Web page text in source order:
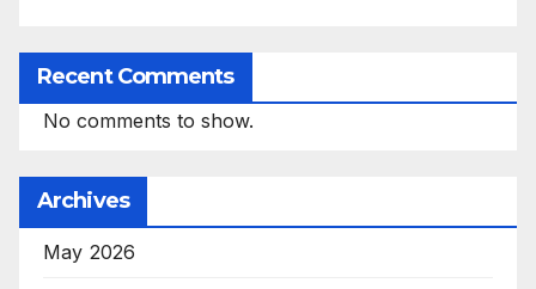
Recent Comments
No comments to show.
Archives
May 2026